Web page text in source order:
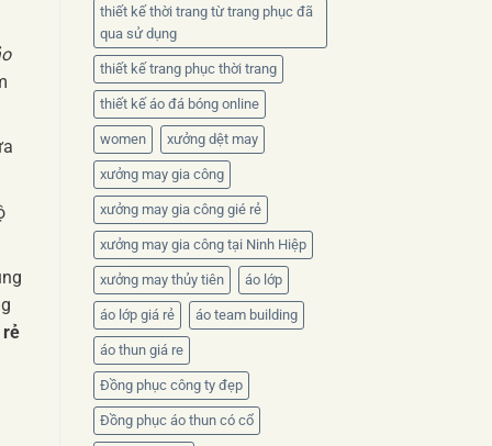
rẻ
thiết kế thời trang từ trang phục đã
qua sử dụng
thiết kế trang phục thời trang
thiết kế áo đá bóng online
women xưởng dệt may
xưởng may gia công
xưởng may gia công gié rẻ
xưởng may gia công tại Ninh Hiệp
xưởng may thủy tiên áo lớp
áo lớp giá rẻ áo team building
áo thun giá re
Đồng phục công ty đẹp
Đồng phục áo thun có cổ